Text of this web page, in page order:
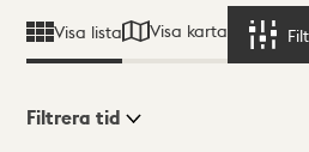
Visa lista Visa karta
Filtrera tid